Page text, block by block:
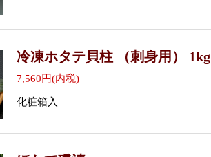
冷凍ホタテ貝柱 （刺身用） 1kg
7,560円(内税)
化粧箱入